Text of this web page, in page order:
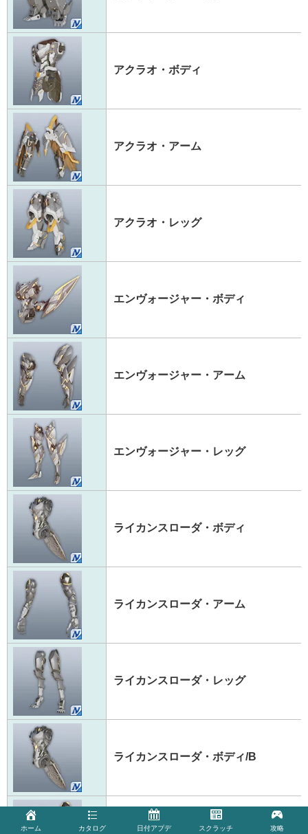
アクラオ・ボディ
アクラオ・アーム
アクラオ・レッグ
エンヴォージャー・ボディ
エンヴォージャー・アーム
エンヴォージャー・レッグ
ライカンスローダ・ボディ
ライカンスローダ・アーム
ライカンスローダ・レッグ
ライカンスローダ・ボディ/B
ホーム カタログ 日付アプデ スクラッチ 攻略